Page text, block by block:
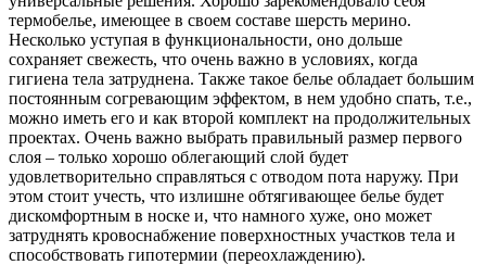
термобелье, имеющее в своем составе шерсть мерино.
Несколько уступая в функциональности, оно дольше
сохраняет свежесть, что очень важно в условиях, когда
гигиена тела затруднена. Также такое белье обладает большим
постоянным согревающим эффектом, в нем удобно спать, т.е.,
можно иметь его и как второй комплект на продолжительных
проектах. Очень важно выбрать правильный размер первого
слоя – только хорошо облегающий слой будет
удовлетворительно справляться с отводом пота наружу. При
этом стоит учесть, что излишне обтягивающее белье будет
дискомфортным в носке и, что намного хуже, оно может
затруднять кровоснабжение поверхностных участков тела и
способствовать гипотермии (переохлаждению).